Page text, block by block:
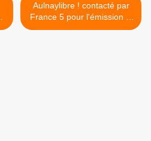
Aulnaylibre ! contacté par
France 5 pour l'émission C
dans l'air >